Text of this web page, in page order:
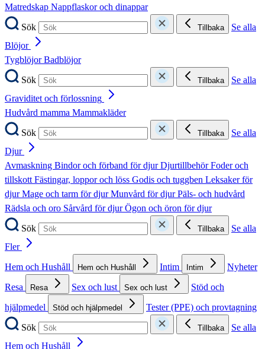
Matredskap Nappflaskor och dinappar
Sök
Tillbaka
Se alla
Blöjor
TygblöjorBadblöjor
Sök
Tillbaka
Se alla
Graviditet och förlossning
Hudvård mamma Mammakläder
Sök
Tillbaka
Se alla
Djur
Avmaskning Bindor och förband för djurDjurtillbehörFoder och
tillskottFästingar, loppor och löss Godis och tuggben Leksaker för
djurMage och tarm för djurMunvård för djurPäls- och hudvård
Rädsla och oro Sårvård för djurÖgon och öron för djur
Sök
Tillbaka
Se alla
Fler
Hem och Hushåll
Hem och Hushåll Intim Intim
Nyheter
Resa
Resa Sex och lust Sex och lust
Stöd och
hjälpmedel
Stöd och hjälpmedel
Tester (PPE) och provtagning
Sök
Tillbaka
Se alla
Hem och Hushåll